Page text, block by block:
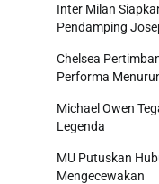
Inter Milan
Pendamping
Chelsea
Performa
Michael Owen
Legenda
MU Putuskan
Mengecewakan